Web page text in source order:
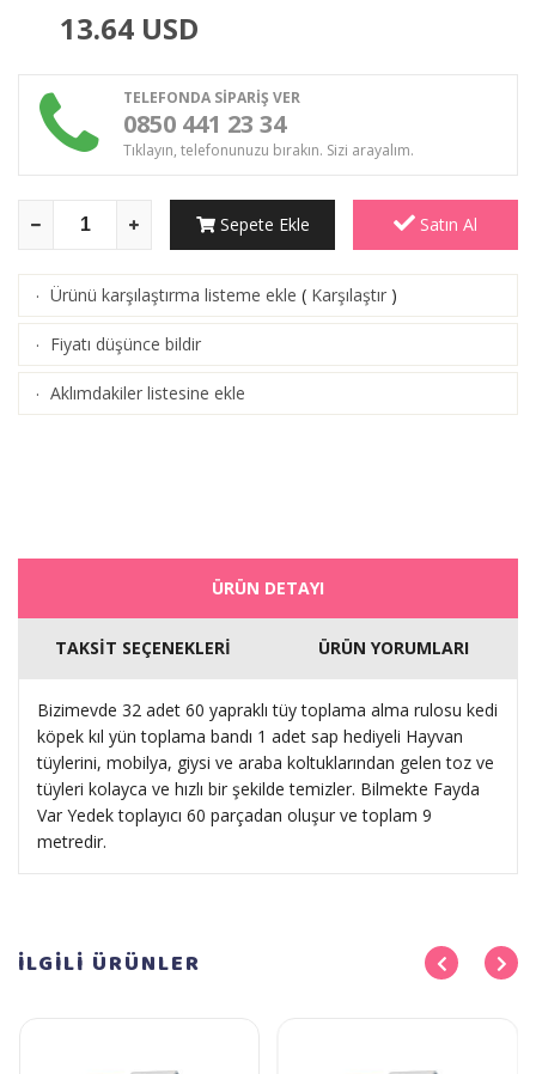
13.64 USD
TELEFONDA SİPARİŞ VER
0850 441 23 34
Tıklayın, telefonunuzu bırakın. Sizi arayalım.
Sepete Ekle Satın Al
· Ürünü karşılaştırma listeme ekle ( Karşılaştır )
· Fiyatı düşünce bildir
· Aklımdakiler listesine ekle
ÜRÜN DETAYI
TAKSİT SEÇENEKLERİ ÜRÜN YORUMLARI
Bizimevde 32 adet 60 yapraklı tüy toplama alma rulosu kedi
köpek kıl yün toplama bandı 1 adet sap hediyeli Hayvan
tüylerini, mobilya, giysi ve araba koltuklarından gelen toz ve
tüyleri kolayca ve hızlı bir şekilde temizler. Bilmekte Fayda
Var Yedek toplayıcı 60 parçadan oluşur ve toplam 9
metredir.
İLGİLİ ÜRÜNLER